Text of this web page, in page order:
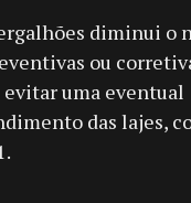
diminui o
ou
uma eventual
das lajes,